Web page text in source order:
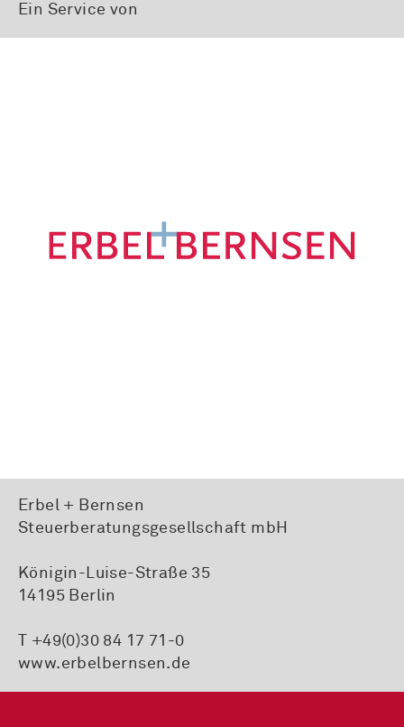
Ein Service von
Erbel + Bernsen
Steuerberatungsgesellschaft mbH
Königin-Luise-Straße 35
14195 Berlin
T +49(0)30 84 17 71-0
www.erbelbernsen.de